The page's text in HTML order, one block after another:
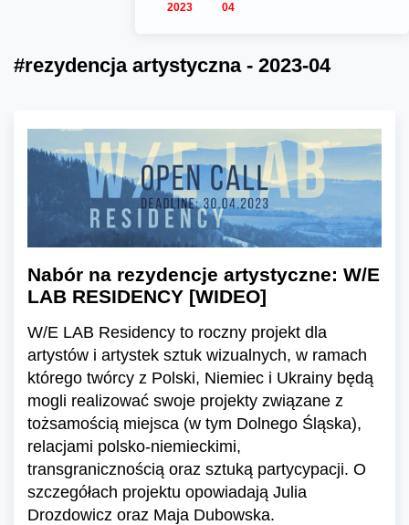
2023 04
#rezydencja artystyczna - 2023-04
Nabór na rezydencje artystyczne: W/E
LAB RESIDENCY [WIDEO]
W/E LAB Residency to roczny projekt dla
artystów i artystek sztuk wizualnych, w ramach
którego twórcy z Polski, Niemiec i Ukrainy będą
mogli realizować swoje projekty związane z
tożsamością miejsca (w tym Dolnego Śląska),
relacjami polsko-niemieckimi,
transgranicznością oraz sztuką partycypacji. O
szczegółach projektu opowiadają Julia
Drozdowicz oraz Maja Dubowska.